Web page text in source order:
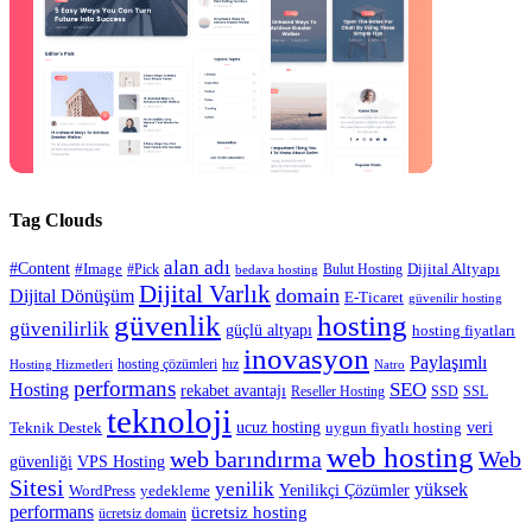
Tag Clouds
#Content #Image #Pick alan adı bedava hosting Bulut Hosting Dijital Altyapı
Dijital Dönüşüm Dijital Varlık domain E-Ticaret güvenilir hosting
güvenilirlik güvenlik güçlü altyapı hosting hosting fiyatları
Hosting Hizmetleri hosting çözümleri hız inovasyon Natro Paylaşımlı
Hosting performans rekabet avantajı Reseller Hosting SEO SSD SSL
Teknik Destek teknoloji ucuz hosting uygun fiyatlı hosting veri
güvenliği VPS Hosting web barındırma web hosting Web
Sitesi WordPress yedekleme yenilik Yenilikçi Çözümler yüksek
performans ücretsiz domain ücretsiz hosting